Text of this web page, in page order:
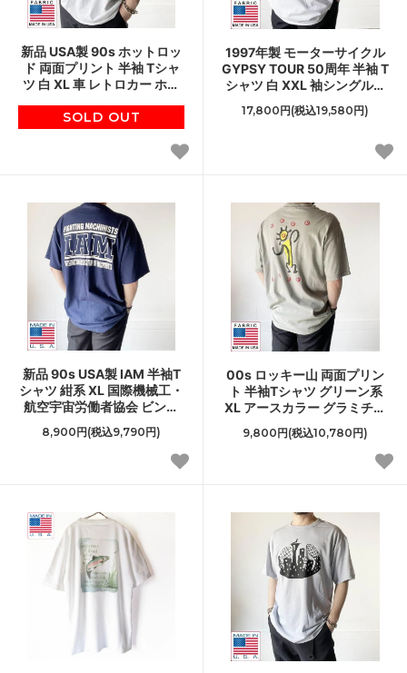
新品 USA製 90s ホットロッ
ド 両面プリント 半袖 Tシャ
ツ 白 XL 車 レトロカー ホワ
ック D151
SOLD OUT
1997年製 モーターサイクル
GYPSY TOUR 50周年 半袖 T
シャツ 白 XXL 袖シングルス
テッチ バイク ホワイト 90s
ビンテージ D151
17,800円(税込19,580円)
新品 90s USA製 IAM 半袖T
シャツ 紺系 XL 国際機械工・
航空宇宙労働者協会 ビンテ
ージ アメリカ製 デッドスト
ック D150
8,900円(税込9,790円)
00s ロッキー山 両面プリン
ト 半袖Tシャツ グリーン系
XL アースカラー グラミチ似
ヘインズ ビーフィーT 2000
年 D150
9,800円(税込10,780円)